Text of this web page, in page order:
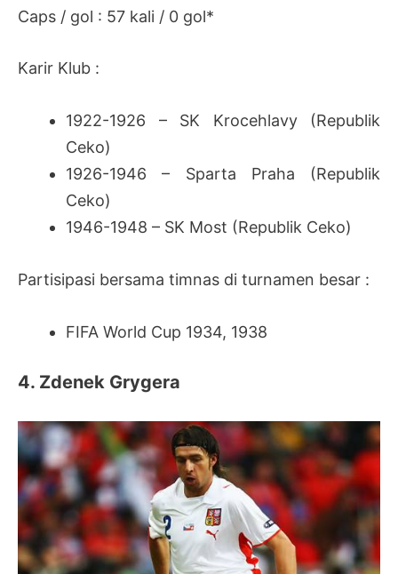
Caps / gol : 57 kali / 0 gol*
Karir Klub :
1922-1926 – SK Krocehlavy (Republik
Ceko)
1926-1946 – Sparta Praha (Republik
Ceko)
1946-1948 – SK Most (Republik Ceko)
Partisipasi bersama timnas di turnamen besar :
FIFA World Cup 1934, 1938
4. Zdenek Grygera